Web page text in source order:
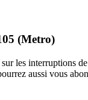
(Metro)
les interruptions
aussi vous